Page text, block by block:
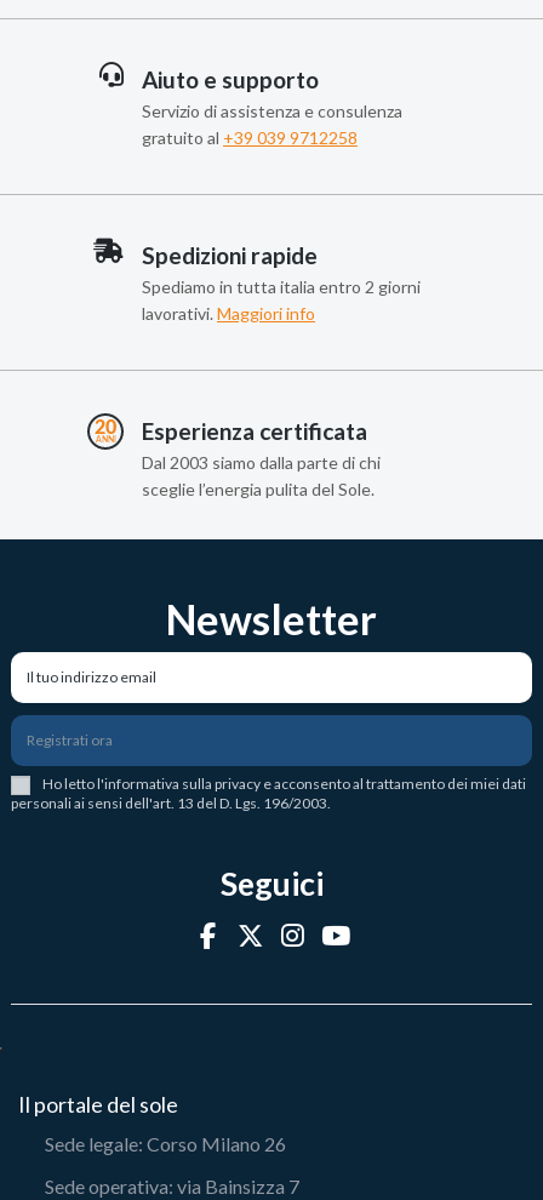
Aiuto e supporto
Servizio di assistenza e consulenza
gratuito al +39 039 9712258
Spedizioni rapide
Spediamo in tutta italia entro 2 giorni
lavorativi. Maggiori info
Esperienza certificata
Dal 2003 siamo dalla parte di chi
sceglie l’energia pulita del Sole.
Newsletter
Registrati ora
Ho letto l'informativa sulla privacy e acconsento al trattamento dei miei dati
personali ai sensi dell'art. 13 del D. Lgs. 196/2003.
Seguici
Il portale del sole
Sede legale: Corso Milano 26
Sede operativa: via Bainsizza 7